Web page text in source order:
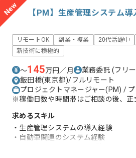
New 【PM】生産管理システム
リモートOK 副業・複業 20代活躍中
新技術に積極的
〜145万円／月 業務委託(フリ
飯田橋(東京都)/フルリモート
プロジェクトマネージャー(PM) /
※稼働日数や時間帯はご相談の後、正
求めるスキル
・生産管理システムの導入経験
・自動車関連のシステム経験